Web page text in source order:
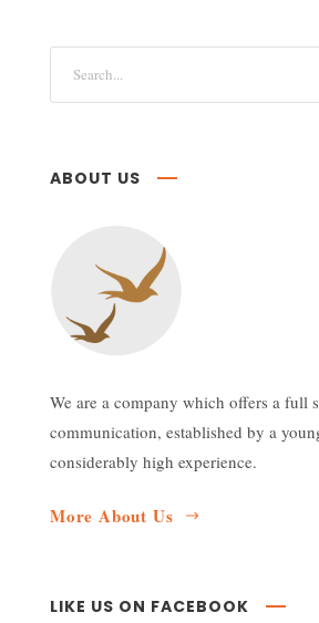
ABOUT US
We are a company which offers a full
communication, established by a
considerably high experience.
More About Us
LIKE US ON FACEBOOK